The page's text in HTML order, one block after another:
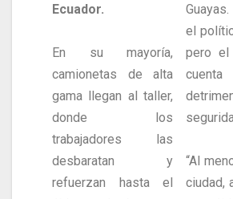
Ecuador.
En su mayoría,
camionetas de alta
gama llegan al taller,
donde los
trabajadores las
desbaratan y
refuerzan hasta el
el
pero el
“Al
ciudad,